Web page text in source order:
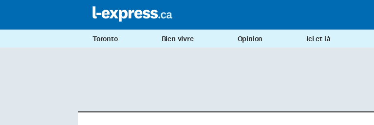
Toronto Bien vivre Opinion Ici et là